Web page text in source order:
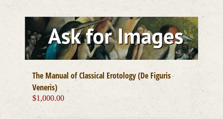
The Manual of Classical Erotology (De Figuris
Veneris)
$1,000.00